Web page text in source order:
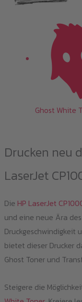
Ghost White
Drucken neu
LaserJet
Die HP LaserJet
und eine neue Ära
Druckgeschwindigkeit
bietet dieser Drucker
Ghost Toner und
Steigere die